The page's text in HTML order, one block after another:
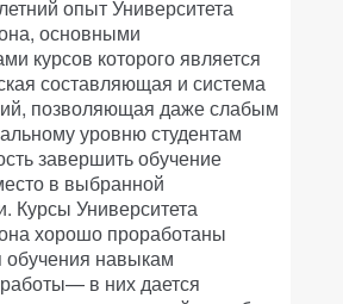
опыт Университета
основными
курсов которого является
составляющая и система
позволяющая даже слабым
уровню студентам
завершить обучение
в выбранной
Курсы Университета
хорошо проработаны
обучения навыкам
в них дается